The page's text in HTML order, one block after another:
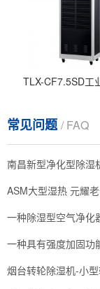
TLX-CF7.5SD工
常见问题/ FAQ
ASM大型湿热 元耀
一种除湿型空气净化
一种具有强度加固功